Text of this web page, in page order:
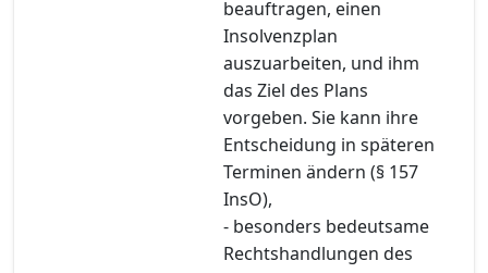
beauftragen, einen
Insolvenzplan
auszuarbeiten, und ihm
das Ziel des Plans
vorgeben. Sie kann ihre
Entscheidung in späteren
Terminen ändern (§ 157
InsO),
- besonders bedeutsame
Rechtshandlungen des